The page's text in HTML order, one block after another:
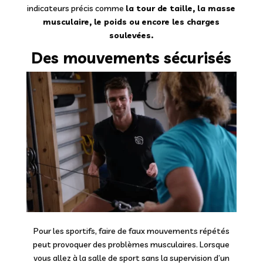
indicateurs précis comme la tour de taille, la masse
musculaire, le poids ou encore les charges
soulevées.
Des mouvements sécurisés
Pour les sportifs, faire de faux mouvements répétés
peut provoquer des problèmes musculaires. Lorsque
vous allez à la salle de sport sans la supervision d’un